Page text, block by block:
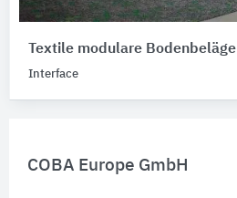
COBA Europe GmbH
Textile modulare Bodenbeläge
Interface